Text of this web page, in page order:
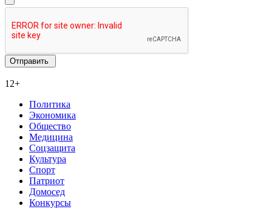
12+
Политика
Экономика
Общество
Медицина
Соцзащита
Культура
Спорт
Патриот
Домосед
Конкурсы